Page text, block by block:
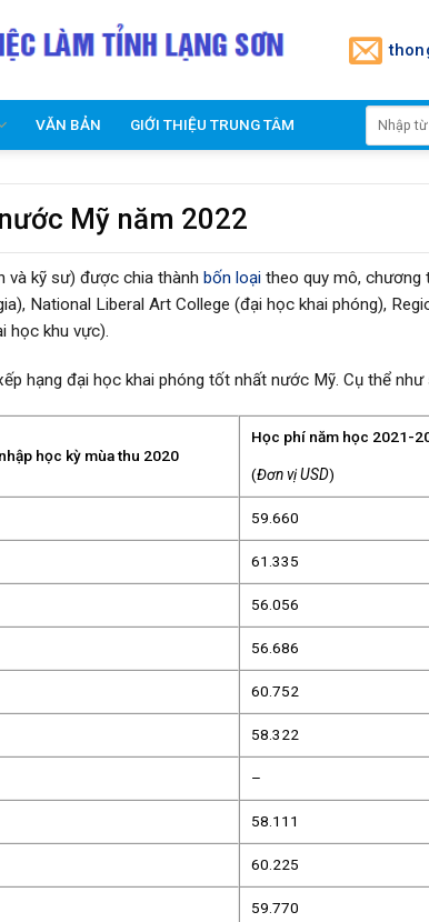
VĂN BẢN GIỚI THIỆU TRUNG TÂM
Mỹ năm 2022
và kỹ sư) được chia thành bốn loại theo quy mô, chương
National Liberal Art College (đại học khai phóng),
học khu vực).
hạng đại học khai phóng tốt nhất nước Mỹ. Cụ thể như
học kỳ mùa thu 2020
Học phí năm học 2021-
(Đơn vị USD)
59.660
61.335
56.056
56.686
60.752
58.322
–
58.111
60.225
59.770